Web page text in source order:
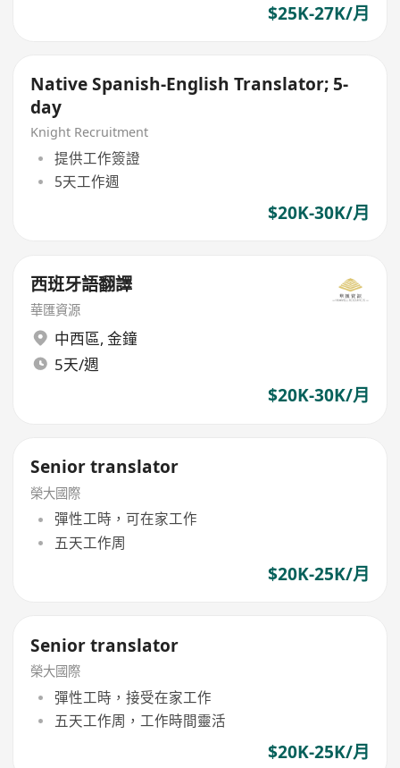
$25K-27K/月
Native Spanish-English Translator; 5-
day
Knight Recruitment
提供工作簽證
5天工作週
$20K-30K/月
西班牙語翻譯
華匯資源
中西區, 金鐘
5天/週
$20K-30K/月
Senior translator
榮大國際
彈性工時，可在家工作
五天工作周
$20K-25K/月
Senior translator
榮大國際
彈性工時，接受在家工作
五天工作周，工作時間靈活
$20K-25K/月